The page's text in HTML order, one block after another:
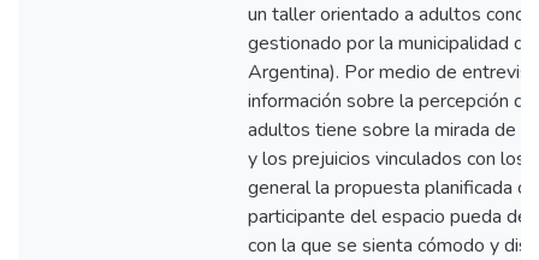
un taller orientado a adultos
gestionado por la municipalidad
Argentina). Por medio de
información sobre la percepción
adultos tiene sobre la mirada de
y los prejuicios vinculados con los
general la propuesta planificada
participante del espacio pueda
con la que se sienta cómodo y